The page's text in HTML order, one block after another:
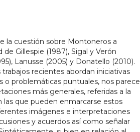
la cuestión sobre Montoneros a
Gillespie (1987), Sigal y Verón
Lanusse (2005) y Donatello (2010).
recientes abordan iniciativas
o problemáticas puntuales, nos parece
más generales, referidas a la
las que pueden enmarcarse estos
imágenes e interpretaciones
y acuerdos así como señalar